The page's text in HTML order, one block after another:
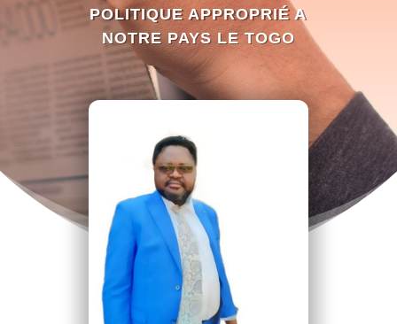
POLITIQUE APPROPRIÉ A
NOTRE PAYS LE TOGO